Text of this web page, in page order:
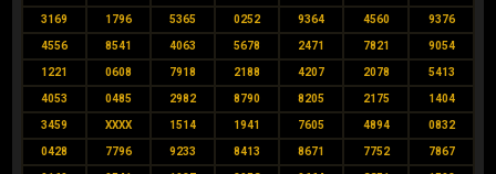
3169 1796 5365 0252 9364 4560 9376
4556 8541 4063 5678 2471 7821 9054
1221 0608 7918 2188 4207 2078 5413
4053 0485 2982 8790 8205 2175 1404
3459 XXXX 1514 1941 7605 4894 0832
0428 7796 9233 8413 8671 7752 7867